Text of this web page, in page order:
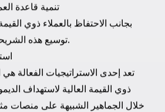
شجع الأعمال المتكررة من خلال
أن تحفز البرامج التي توفر نقاطًا
عروض خاصة على الإحالات، أو
العملاء ذوي القيمة العالية على
جمع